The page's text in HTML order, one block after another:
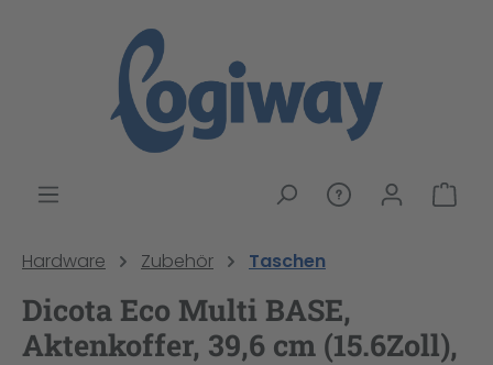
Hardware Zubehör Taschen
Dicota Eco Multi BASE,
Aktenkoffer, 39,6 cm (15.6Zoll),